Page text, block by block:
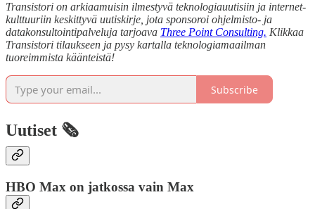
Transistori on arkiaamuisin ilmestyvä teknologiauutisiin ja internet-
kulttuuriin keskittyvä uutiskirje, jota sponsoroi ohjelmisto- ja
datakonsultointipalveluja tarjoava Three Point Consulting. Klikkaa
Transistori tilaukseen ja pysy kartalla teknologiamaailman
tuoreimmista käänteistä!
Subscribe
Uutiset 🗞️
HBO Max on jatkossa vain Max